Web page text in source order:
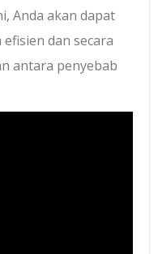
Anda akan dapat
dan secara
antara penyebab